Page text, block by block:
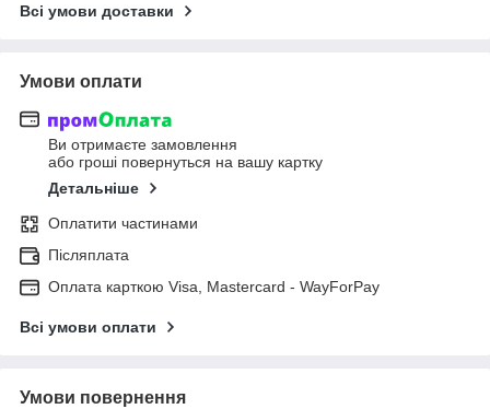
Всі умови доставки
Умови оплати
Ви отримаєте замовлення
або гроші повернуться на вашу картку
Детальніше
Оплатити частинами
Післяплата
Оплата карткою Visa, Mastercard - WayForPay
Всі умови оплати
Умови повернення